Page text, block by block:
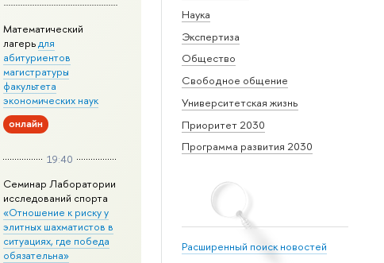
Наука
Экспертиза
Общество
Свободное общение
Университетская жизнь
Приоритет 2030
Программа развития 2030
Расширенный поиск новостей
Математический
лагерь для
абитуриентов
магистратуры
факультета
экономических наук
онлайн
19:40
Семинар Лаборатории
исследований спорта
«Отношение к риску у
элитных шахматистов в
ситуациях, где победа
обязательна»